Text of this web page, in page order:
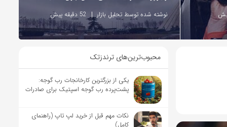
نوشته شده توسط تحلیل بازار 52 دقیقه پیش
محبوب‌ترین‌های ترندزتک
یکی از بزرگترین کارخانجات رب گوجه:
پشت‌پرده رب گوجه اسپتیک برای صادرات
نکات مهم قبل از خرید لپ تاپ (راهنمای
کامل)